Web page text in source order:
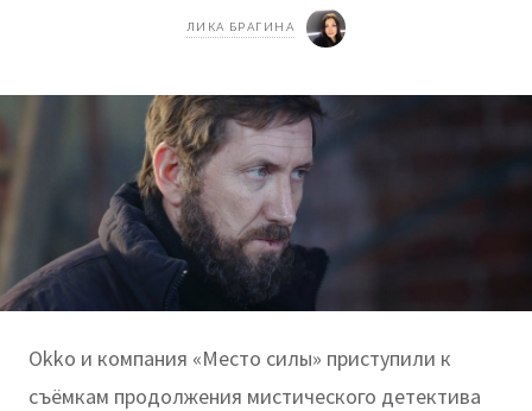
ЛИКА БРАГИНА
Okko и компания «Место силы» приступили к
съёмкам продолжения мистического детектива